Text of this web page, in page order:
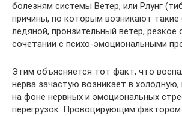
болезням системы Ветер, или Рлунг
причины, по которым возникают такие
ледяной, пронзительный ветер, резкое
сочетании с психо-эмоциональными
Этим объясняется тот факт, что
нерва зачастую возникает в
на фоне нервных и эмоциональных
перегрузок. Провоцирующим фактором